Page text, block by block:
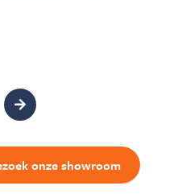
onze showroom